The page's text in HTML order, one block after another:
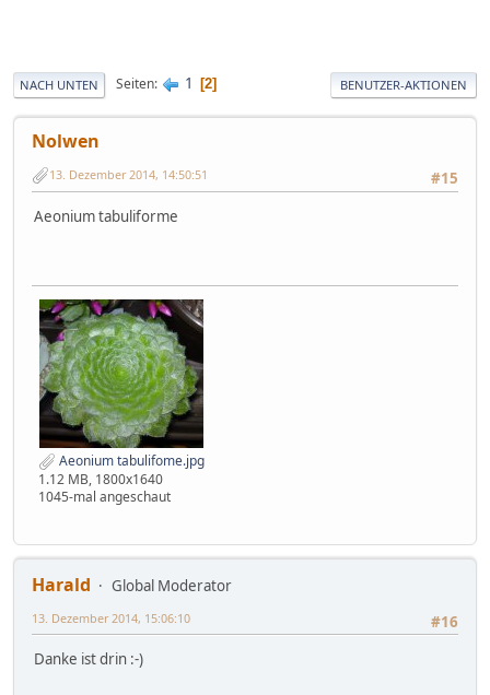
NACH UNTEN Seiten 1 2 BENUTZER-AKTIONEN
Nolwen
#15
13. Dezember 2014, 14:50:51
Aeonium tabuliforme
Aeonium tabulifome.jpg
1.12 MB, 1800x1640
1045-mal angeschaut
Harald
Global Moderator
#16
13. Dezember 2014, 15:06:10
Danke ist drin :-)